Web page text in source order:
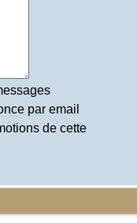
par email
de cette